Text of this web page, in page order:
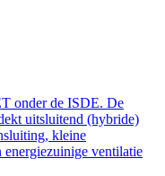
onder de ISDE. De
uitsluitend (hybride)
kleine
ventilatie